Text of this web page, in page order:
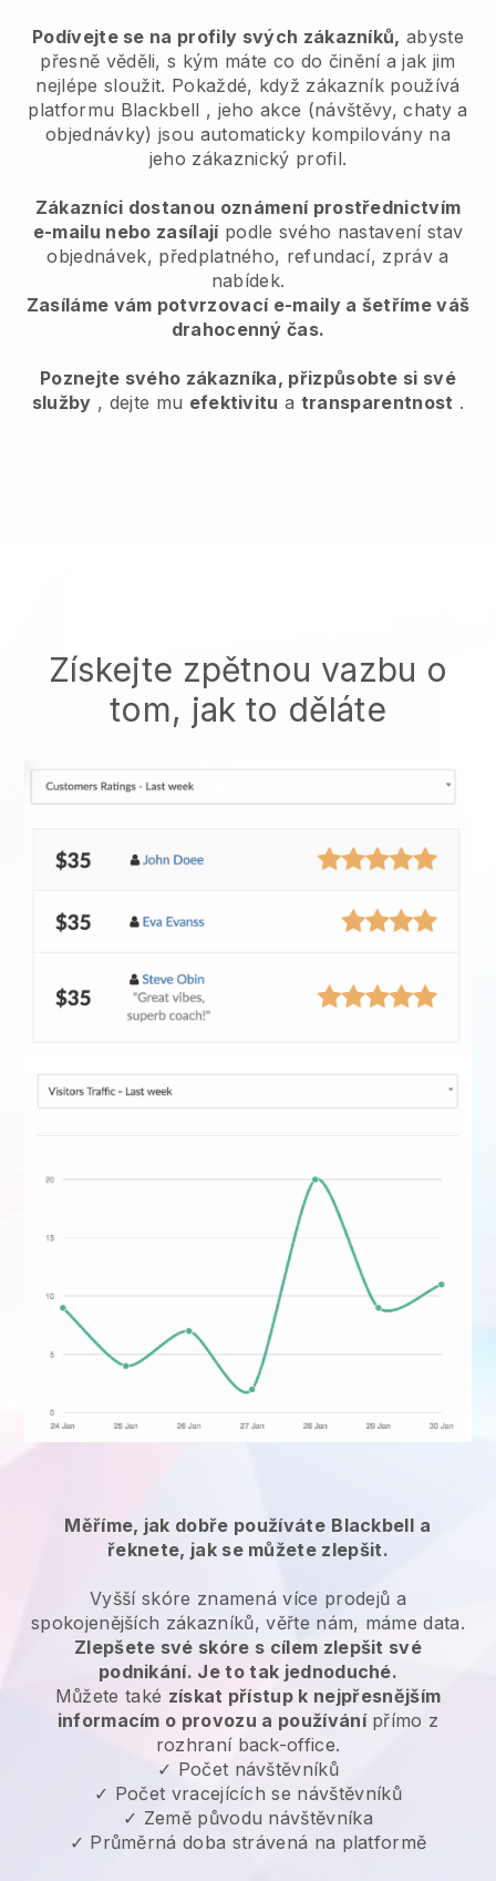
Podívejte se na profily svých zákazníků, abyste
přesně věděli, s kým máte co do činění a jak jim
nejlépe sloužit. Pokaždé, když zákazník používá
platformu Blackbell , jeho akce (návštěvy, chaty a
objednávky) jsou automaticky kompilovány na
jeho zákaznický profil.
Zákazníci dostanou oznámení prostřednictvím
e-mailu nebo zasílajípodle svého nastavení stav
objednávek, předplatného, refundací, zpráv a
nabídek.
Zasíláme vám potvrzovací e-maily a šetříme váš
drahocenný čas.
Poznejte svého zákazníka, přizpůsobte si své
služby , dejte mu efektivitu a transparentnost .
Získejte zpětnou vazbu o
tom, jak to děláte
Měříme, jak dobře používáte Blackbell a
řeknete, jak se můžete zlepšit.
Vyšší skóre znamená více prodejů a
spokojenějších zákazníků, věřte nám, máme data.
Zlepšete své skóre s cílem zlepšit své
podnikání. Je to tak jednoduché.
Můžete také získat přístup k nejpřesnějším
informacím o provozu a používánípřímo z
rozhraní back-office.
✓ Počet návštěvníků
✓ Počet vracejících se návštěvníků
✓ Země původu návštěvníka
✓ Průměrná doba strávená na platformě